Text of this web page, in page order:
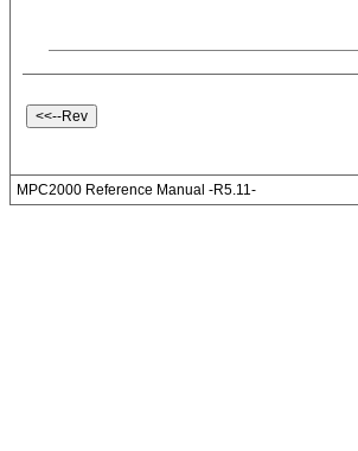
MPC2000 Reference Manual -R5.11-